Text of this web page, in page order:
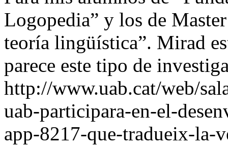
Logopedia” y los de
teoría lingüística”. Mirad
parece este tipo de
http://www.uab.cat/web/
uab-participara-en-el-
app-8217-que-tradueix-la-